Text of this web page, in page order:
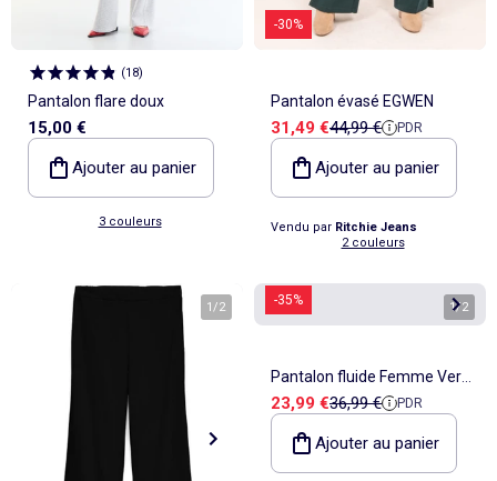
(18)
Pantalon flare doux
15,00 €
Ajouter au panier
3 couleurs
-30%
Pantalon évasé EGWEN
Prix de vente
31,49 €Prix de référence
44,99 € PDR
Ajouter au panier
Vendu par Ritchie Jeans
2 couleurs
1/2 -35% 1/2
Pantalon fluide Femme Vero
Moda
Prix de vente
23,99 €Prix de référence
36,99 € PDR
Ajouter au panier